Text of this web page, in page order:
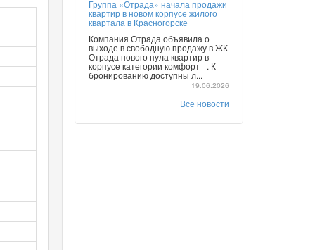
Группа «Отрада» начала продажи
квартир в новом корпусе жилого
квартала в Красногорске
Компания Отрада объявила о
выходе в свободную продажу в ЖК
Отрада нового пула квартир в
корпусе категории комфорт+ . К
бронированию доступны л...
19.06.2026
Все новости